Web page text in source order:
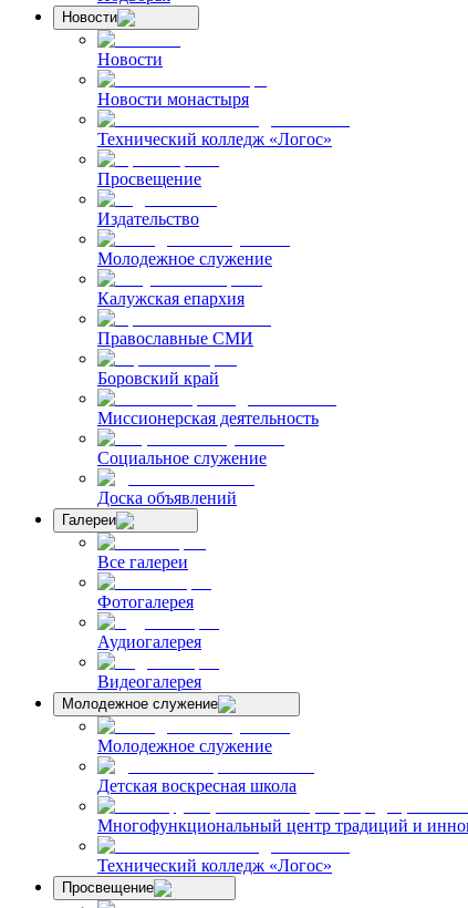
Новости
Новости
Новости монастыря
Технический колледж «Логос»
Просвещение
Издательство
Молодежное служение
Калужская епархия
Православные СМИ
Боровский край
Миссионерская деятельность
Социальное служение
Доска объявлений
Галереи
Все галереи
Фотогалерея
Аудиогалерея
Видеогалерея
Молодежное служение
Молодежное служение
Детская воскресная школа
Многофункциональный центр традиций и
Технический колледж «Логос»
Просвещение